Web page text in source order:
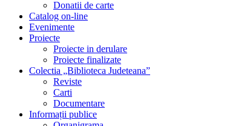
Donatii de carte
Catalog on-line
Evenimente
Proiecte
Proiecte in derulare
Proiecte finalizate
Colectia „Biblioteca Judeteana”
Reviste
Carti
Documentare
Informații publice